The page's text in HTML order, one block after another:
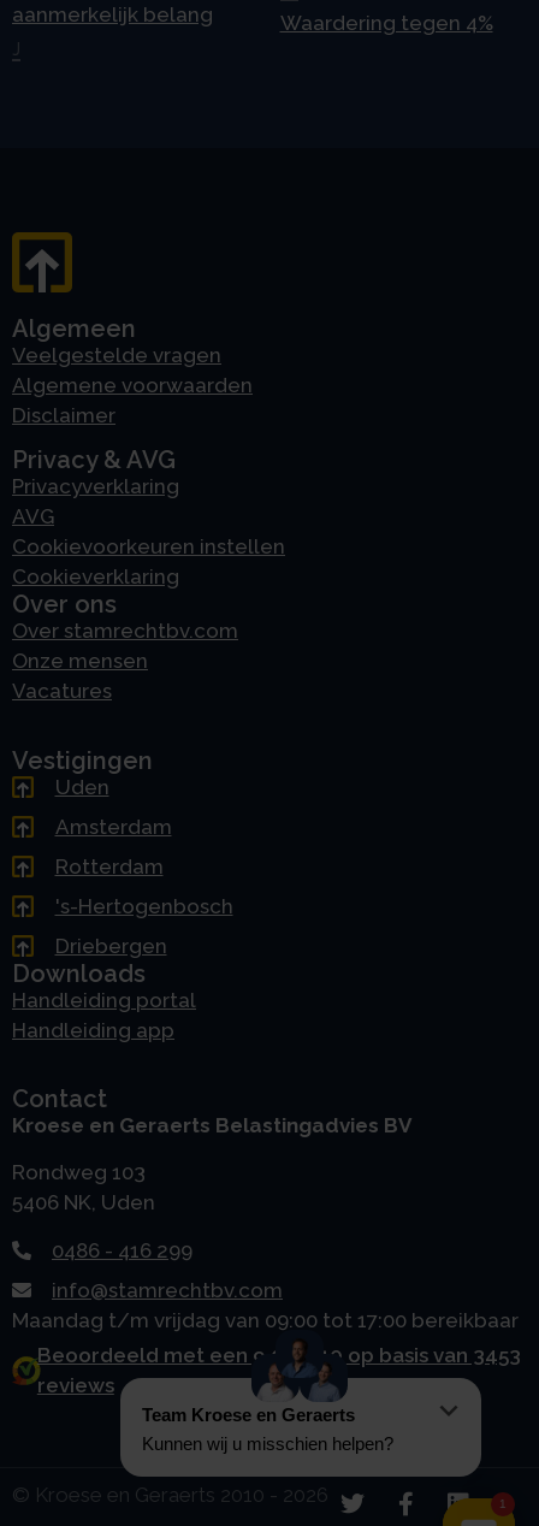
aanmerkelijk belang
Waardering tegen 4%
Algemeen
Veelgestelde vragen
Algemene voorwaarden
Disclaimer
Privacy & AVG
Privacyverklaring
AVG
Cookievoorkeuren instellen
Cookieverklaring
Over ons
Over stamrechtbv.com
Onze mensen
Vacatures
Vestigingen
Uden
Amsterdam
Rotterdam
's-Hertogenbosch
Driebergen
Downloads
Handleiding portal
Handleiding app
Contact
Kroese en Geraerts Belastingadvies BV
Rondweg 103
5406 NK, Uden
0486 - 416 299
info@stamrechtbv.com
Maandag t/m vrijdag van 09:00 tot 17:00 bereikbaar
Beoordeeld met een 9.0 uit 10 op basis van 3453
reviews
© Kroese en Geraerts 2010 - 2026